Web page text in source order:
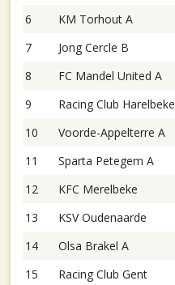
6 KM Torhout A
7
Jong Cercle B
8
FC Mandel United A
9
Racing Club Harelbeke
10
Voorde-Appelterre A
11
Sparta Petegem A
12
KFC Merelbeke
13
KSV Oudenaarde
14
Olsa Brakel A
15
Racing Club Gent